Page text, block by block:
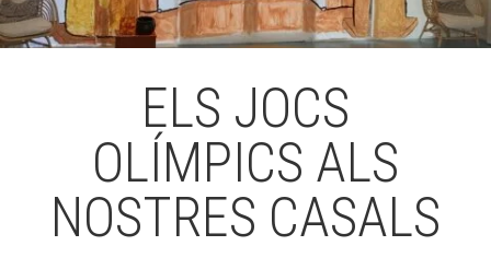
ELS JOCS
OLÍMPICS ALS
NOSTRES CASALS
ACCIÓ SOCIAL I JOVES
ESPLAIS